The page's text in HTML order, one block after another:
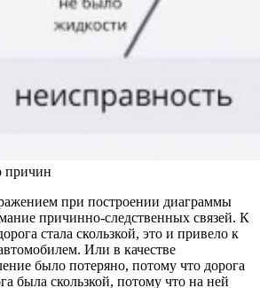
причин
при построении диаграммы
причинно-следственных связей. К
стала скользкой, это и привело к
Или в качестве
было потеряно, потому что дорога
была скользкой, потому что на ней